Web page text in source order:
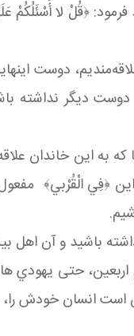
﴿قُلْ لا أَسْئَلُكُمْ
دوست
دوست ديگر نداشته
به اين خاندان
اين ﴿فِي الْقُرْبي﴾
باشید و آن اهل
حتی يهودي ها
است انسان